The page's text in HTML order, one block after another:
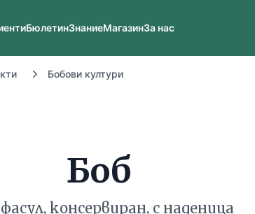
БюлетинЗнаниеМагазинЗа нас
Бобови култури
Боб
консервиран, с наденица